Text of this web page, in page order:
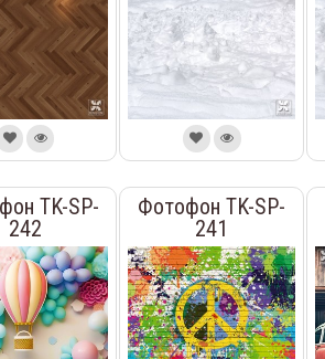
TK-SP-
242
Фотофон TK-SP-
241